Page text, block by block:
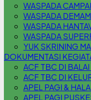
WASPADA
WASPADA
WASPADA
WASPADA
YUK SKRINING
DOKUMENTASI
ACF TBC DI
ACF TBC DI
APEL PAGI &
APEL PAGI